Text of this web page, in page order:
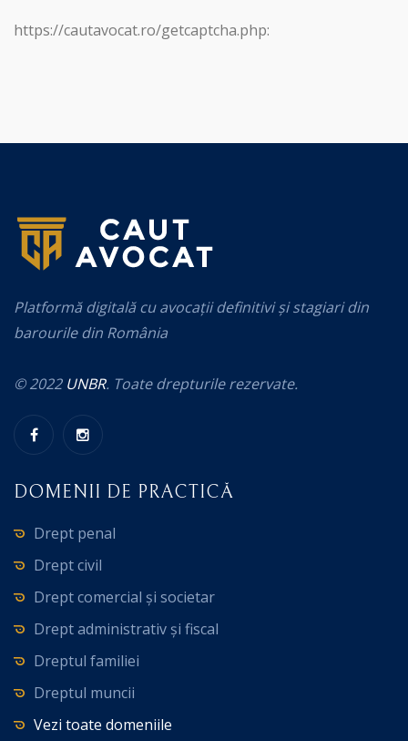
https://cautavocat.ro/getcaptcha.php:
Platformă digitală cu avocații definitivi și stagiari din
barourile din România
© 2022 UNBR. Toate drepturile rezervate.
DOMENII DE PRACTICĂ
Drept penal
Drept civil
Drept comercial și societar
Drept administrativ și fiscal
Dreptul familiei
Dreptul muncii
Vezi toate domeniile